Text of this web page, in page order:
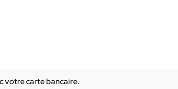
votre carte bancaire.